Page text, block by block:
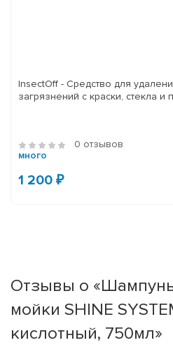
InsectOff - Средство для
загрязнений с краски, стекла и п
0 отзывов
много
1 200 ₽
Отзывы о
мойки SHINE
кислотный, 750мл»